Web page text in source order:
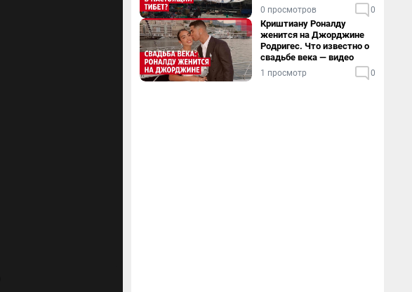
0 просмотров 0
Криштиану Роналду
женится на Джорджине
Родригес. Что известно о
свадьбе века — видео
1 просмотр 0